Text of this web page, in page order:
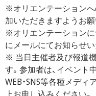
※オリエンテーションへ
加いただきますようお願
※オリエンテーションに
にメールにてお知らせい
※ 当日主催者及び報道
す。参加者は、イベント
WEB・SNS等各種メデ